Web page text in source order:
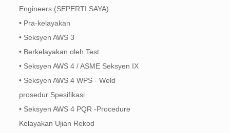
Engineers (SEPERTI SAYA)
• Pra-kelayakan
• Seksyen AWS 3
• Berkelayakan oleh Test
• Seksyen AWS 4 / ASME Seksyen IX
• Seksyen AWS 4 WPS - Weld
prosedur Spesifikasi
• Seksyen AWS 4 PQR -Procedure
Kelayakan Ujian Rekod